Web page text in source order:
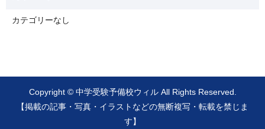
カテゴリーなし
Copyright © 中学受験予備校ウィル All Rights Reserved.
【掲載の記事・写真・イラストなどの無断複写・転載を禁じま
す】